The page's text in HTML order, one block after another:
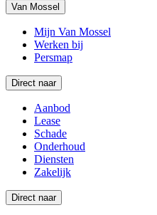
Van Mossel
Mijn Van Mossel
Werken bij
Persmap
Direct naar
Aanbod
Lease
Schade
Onderhoud
Diensten
Zakelijk
Direct naar